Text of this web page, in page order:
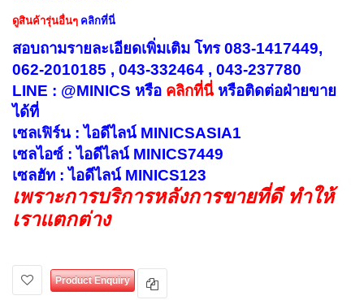
ดูสินค้ารุ่นอื่นๆ คลิกที่นี่
สอบถามรายละเอียดเพิ่มเติม โทร 083-1417449,
062-2010185 , 043-332464 , 043-237780
LINE : @MINICS หรือ คลิกที่นี่ หรือติดต่อฝ่ายขาย
ได้ที่
เซลเฟิร์น : ไอดีไลน์ MINICSASIA1
เซลไอซ์ : ไอดีไลน์ MINICS7449
เซลฮัท : ไอดีไลน์ MINICS123
เพราะการบริการหลังการขายที่ดี ทำให้
เราแตกต่าง
Product Enquiry